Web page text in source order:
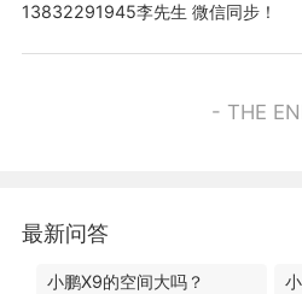
13832291945李先生 微信同步！
- THE
最新问答
小鹏X9的空间大吗？